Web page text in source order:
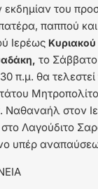
εκδημίαν του
παππού
Ιερέως Κυριακού
το Σάββατο
π.μ. θα
Ναθαναήλ στον
Λαγούδιτο
υπέρ